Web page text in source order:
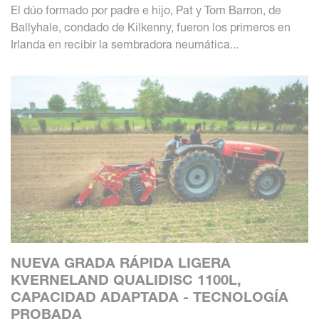
El dúo formado por padre e hijo, Pat y Tom Barron, de
Ballyhale, condado de Kilkenny, fueron los primeros en
Irlanda en recibir la sembradora neumática...
NUEVA GRADA RÁPIDA LIGERA
KVERNELAND QUALIDISC 1100L,
CAPACIDAD ADAPTADA - TECNOLOGÍA
PROBADA